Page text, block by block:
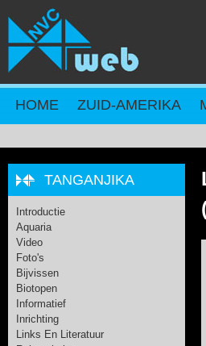
HOME ZUID-AMERIKA
TANGANJIKA
Introductie
Aquaria
Video
Foto's
Bijvissen
Biotopen
Informatief
Inrichting
Links En Literatuur